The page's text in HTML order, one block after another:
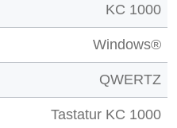
KC 1000
Windows®
QWERTZ
Tastatur KC 1000